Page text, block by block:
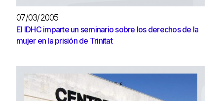
07/03/2005
El IDHC imparte un seminario sobre los derechos de la
mujer en la prisión de Trinitat